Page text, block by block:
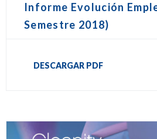
Informe Evolución
Semestre 2018)
DESCARGAR PDF